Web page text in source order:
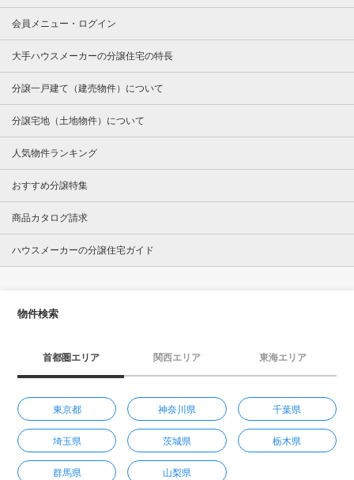
会員メニュー・ログイン
大手ハウスメーカーの分譲住宅の特長
分譲一戸建て（建売物件）について
分譲宅地（土地物件）について
人気物件ランキング
おすすめ分譲特集
商品カタログ請求
ハウスメーカーの分譲住宅ガイド
物件検索
首都圏エリア 関西エリア 東海エリア
東京都 神奈川県 千葉県
埼玉県 茨城県 栃木県
群馬県 山梨県